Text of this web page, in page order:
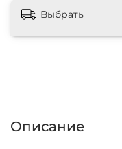
Выбрать
Описание